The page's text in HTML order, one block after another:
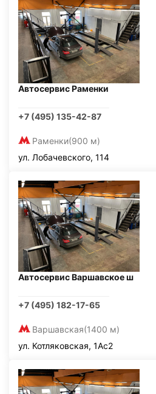
Автосервис Раменки
+7 (495) 135-42-87
Раменки(900 м)
ул. Лобачевского, 114
Автосервис Варшавское ш
+7 (495) 182-17-65
Варшавская(1400 м)
ул. Котляковская, 1Ас2